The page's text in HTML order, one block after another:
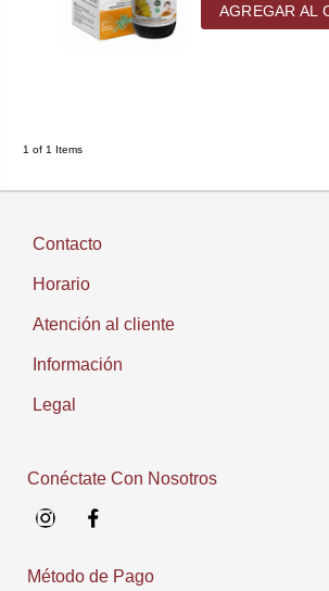
AGREGAR AL
1 of 1 Items
Contacto
Horario
Atención al cliente
Información
Legal
Conéctate Con Nosotros
InstagramFacebook
Método de Pago